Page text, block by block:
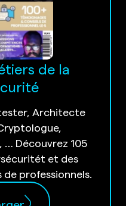
de la
Architecte
… Découvrez 105
et des
de professionnels.